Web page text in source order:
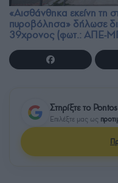
«Αισθάνθηκα εκείνη τη
πυροβόλησα» δήλωσε
39χρονος (φωτ.: ΑΠΕ-
Στηρίξτε το
Επιλέξτε μας ως